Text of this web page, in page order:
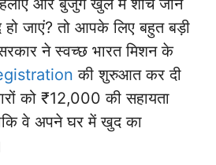
और बुजुर्ग खुले में शौच जाने
जाएं? तो आपके लिए बहुत बड़ी
ने स्वच्छ भारत मिशन के
की शुरुआत कर दी
को ₹12,000 की सहायता
वे अपने घर में खुद का